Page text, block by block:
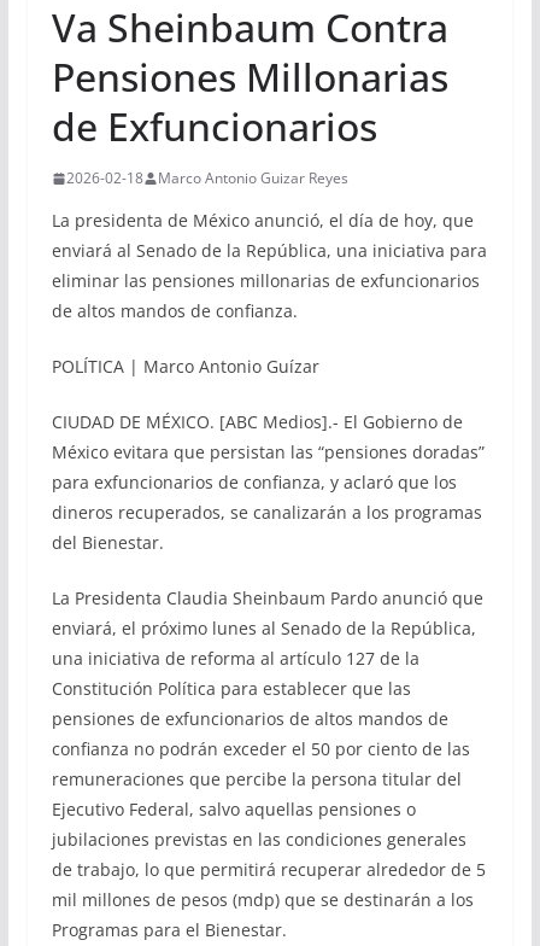
Va Sheinbaum Contra
Pensiones Millonarias
de Exfuncionarios
2026-02-18 Marco Antonio Guizar Reyes
La presidenta de México anunció, el día de hoy, que
enviará al Senado de la República, una iniciativa para
eliminar las pensiones millonarias de exfuncionarios
de altos mandos de confianza.
POLÍTICA | Marco Antonio Guízar
CIUDAD DE MÉXICO. [ABC Medios].- El Gobierno de
México evitara que persistan las “pensiones doradas”
para exfuncionarios de confianza, y aclaró que los
dineros recuperados, se canalizarán a los programas
del Bienestar.
La Presidenta Claudia Sheinbaum Pardo anunció que
enviará, el próximo lunes al Senado de la República,
una iniciativa de reforma al artículo 127 de la
Constitución Política para establecer que las
pensiones de exfuncionarios de altos mandos de
confianza no podrán exceder el 50 por ciento de las
remuneraciones que percibe la persona titular del
Ejecutivo Federal, salvo aquellas pensiones o
jubilaciones previstas en las condiciones generales
de trabajo, lo que permitirá recuperar alrededor de 5
mil millones de pesos (mdp) que se destinarán a los
Programas para el Bienestar.